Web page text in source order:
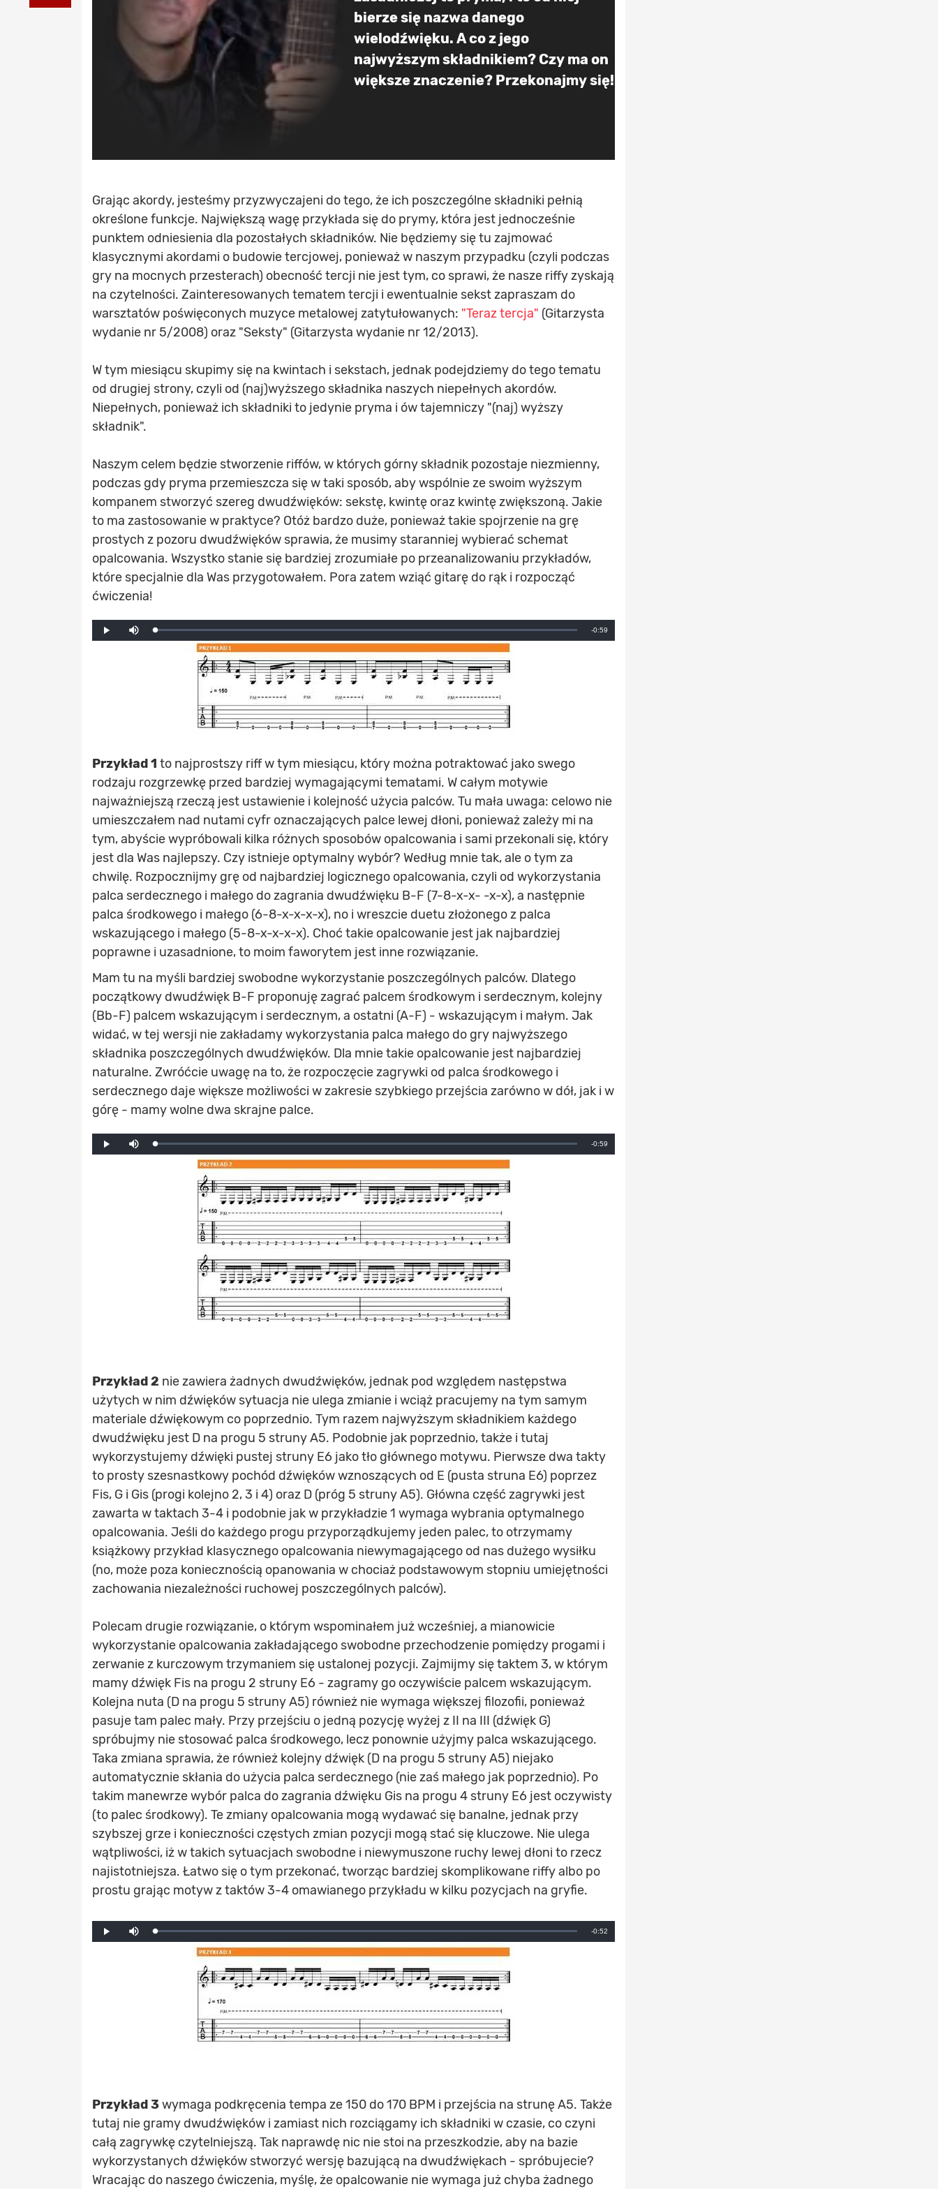
bierze się nazwa danego
wielodźwięku. A co z jego
najwyższym składnikiem? Czy ma on
większe znaczenie? Przekonajmy się!
Grając akordy, jesteśmy przyzwyczajeni do tego, że ich poszczególne składniki pełnią
określone funkcje. Największą wagę przykłada się do prymy, która jest jednocześnie
punktem odniesienia dla pozostałych składników. Nie będziemy się tu zajmować
klasycznymi akordami o budowie tercjowej, ponieważ w naszym przypadku (czyli podczas
gry na mocnych przesterach) obecność tercji nie jest tym, co sprawi, że nasze riffy zyskają
na czytelności. Zainteresowanych tematem tercji i ewentualnie sekst zapraszam do
warsztatów poświęconych muzyce metalowej zatytułowanych: "Teraz tercja" (Gitarzysta
wydanie nr 5/2008) oraz "Seksty" (Gitarzysta wydanie nr 12/2013).
W tym miesiącu skupimy się na kwintach i sekstach, jednak podejdziemy do tego tematu
od drugiej strony, czyli od (naj)wyższego składnika naszych niepełnych akordów.
Niepełnych, ponieważ ich składniki to jedynie pryma i ów tajemniczy "(naj) wyższy
składnik".
Naszym celem będzie stworzenie riffów, w których górny składnik pozostaje niezmienny,
podczas gdy pryma przemieszcza się w taki sposób, aby wspólnie ze swoim wyższym
kompanem stworzyć szereg dwudźwięków: sekstę, kwintę oraz kwintę zwiększoną. Jakie
to ma zastosowanie w praktyce? Otóż bardzo duże, ponieważ takie spojrzenie na grę
prostych z pozoru dwudźwięków sprawia, że musimy staranniej wybierać schemat
opalcowania. Wszystko stanie się bardziej zrozumiałe po przeanalizowaniu przykładów,
które specjalnie dla Was przygotowałem. Pora zatem wziąć gitarę do rąk i rozpocząć
ćwiczenia!
Play
Loaded:
0%
Progress:
0%
Remaining
-0:59
Przykład 1 to najprostszy riff w tym miesiącu, który można potraktować jako swego
rodzaju rozgrzewkę przed bardziej wymagającymi tematami. W całym motywie
najważniejszą rzeczą jest ustawienie i kolejność użycia palców. Tu mała uwaga: celowo nie
umieszczałem nad nutami cyfr oznaczających palce lewej dłoni, ponieważ zależy mi na
tym, abyście wypróbowali kilka różnych sposobów opalcowania i sami przekonali się, który
jest dla Was najlepszy. Czy istnieje optymalny wybór? Według mnie tak, ale o tym za
chwilę. Rozpocznijmy grę od najbardziej logicznego opalcowania, czyli od wykorzystania
palca serdecznego i małego do zagrania dwudźwięku B-F (7-8-x-x- -x-x), a następnie
palca środkowego i małego (6-8-x-x-x-x), no i wreszcie duetu złożonego z palca
wskazującego i małego (5-8-x-x-x-x). Choć takie opalcowanie jest jak najbardziej
poprawne i uzasadnione, to moim faworytem jest inne rozwiązanie.
Mam tu na myśli bardziej swobodne wykorzystanie poszczególnych palców. Dlatego
początkowy dwudźwięk B-F proponuję zagrać palcem środkowym i serdecznym, kolejny
(Bb-F) palcem wskazującym i serdecznym, a ostatni (A-F) - wskazującym i małym. Jak
widać, w tej wersji nie zakładamy wykorzystania palca małego do gry najwyższego
składnika poszczególnych dwudźwięków. Dla mnie takie opalcowanie jest najbardziej
naturalne. Zwróćcie uwagę na to, że rozpoczęcie zagrywki od palca środkowego i
serdecznego daje większe możliwości w zakresie szybkiego przejścia zarówno w dół, jak i w
górę - mamy wolne dwa skrajne palce.
Play
Loaded:
0%
Progress:
0%
Remaining
-0:59
Przykład 2 nie zawiera żadnych dwudźwięków, jednak pod względem następstwa
użytych w nim dźwięków sytuacja nie ulega zmianie i wciąż pracujemy na tym samym
materiale dźwiękowym co poprzednio. Tym razem najwyższym składnikiem każdego
dwudźwięku jest D na progu 5 struny A5. Podobnie jak poprzednio, także i tutaj
wykorzystujemy dźwięki pustej struny E6 jako tło głównego motywu. Pierwsze dwa takty
to prosty szesnastkowy pochód dźwięków wznoszących od E (pusta struna E6) poprzez
Fis, G i Gis (progi kolejno 2, 3 i 4) oraz D (próg 5 struny A5). Główna część zagrywki jest
zawarta w taktach 3-4 i podobnie jak w przykładzie 1 wymaga wybrania optymalnego
opalcowania. Jeśli do każdego progu przyporządkujemy jeden palec, to otrzymamy
książkowy przykład klasycznego opalcowania niewymagającego od nas dużego wysiłku
(no, może poza koniecznością opanowania w chociaż podstawowym stopniu umiejętności
zachowania niezależności ruchowej poszczególnych palców).
Polecam drugie rozwiązanie, o którym wspominałem już wcześniej, a mianowicie
wykorzystanie opalcowania zakładającego swobodne przechodzenie pomiędzy progami i
zerwanie z kurczowym trzymaniem się ustalonej pozycji. Zajmijmy się taktem 3, w którym
mamy dźwięk Fis na progu 2 struny E6 - zagramy go oczywiście palcem wskazującym.
Kolejna nuta (D na progu 5 struny A5) również nie wymaga większej filozofii, ponieważ
pasuje tam palec mały. Przy przejściu o jedną pozycję wyżej z II na III (dźwięk G)
spróbujmy nie stosować palca środkowego, lecz ponownie użyjmy palca wskazującego.
Taka zmiana sprawia, że również kolejny dźwięk (D na progu 5 struny A5) niejako
automatycznie skłania do użycia palca serdecznego (nie zaś małego jak poprzednio). Po
takim manewrze wybór palca do zagrania dźwięku Gis na progu 4 struny E6 jest oczywisty
(to palec środkowy). Te zmiany opalcowania mogą wydawać się banalne, jednak przy
szybszej grze i konieczności częstych zmian pozycji mogą stać się kluczowe. Nie ulega
wątpliwości, iż w takich sytuacjach swobodne i niewymuszone ruchy lewej dłoni to rzecz
najistotniejsza. Łatwo się o tym przekonać, tworząc bardziej skomplikowane riffy albo po
prostu grając motyw z taktów 3-4 omawianego przykładu w kilku pozycjach na gryfie.
Play
Loaded:
0%
Progress:
0%
Remaining
-0:52
Przykład 3wymaga podkręcenia tempa ze 150 do 170 BPM i przejścia na strunę A5. Także
tutaj nie gramy dwudźwięków i zamiast nich rozciągamy ich składniki w czasie, co czyni
całą zagrywkę czytelniejszą. Tak naprawdę nic nie stoi na przeszkodzie, aby na bazie
wykorzystanych dźwięków stworzyć wersję bazującą na dwudźwiękach - spróbujecie?
Wracając do naszego ćwiczenia, myślę, że opalcowanie nie wymaga już chyba żadnego